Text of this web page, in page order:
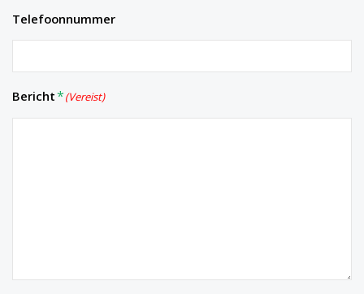
Telefoonnummer
Bericht (Vereist)